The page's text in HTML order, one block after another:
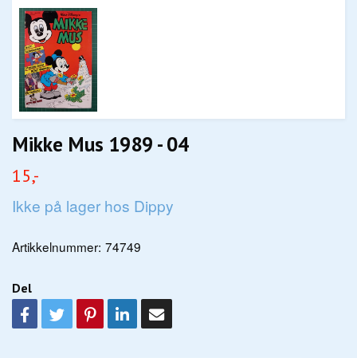
Mikke Mus 1989 - 04
15,-
Ikke på lager hos Dippy
Artikkelnummer: 74749
Del